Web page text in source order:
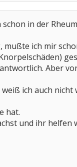
in der
ich mir
Aber
ich auch nicht
hat.
und ihr